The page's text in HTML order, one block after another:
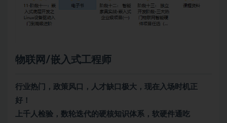
物联网/嵌入式工程师
行业热门，政策风口，人才缺口极大，现在入场时机正
好！
上千人检验，数轮迭代的硬核知识体系，软硬件通吃